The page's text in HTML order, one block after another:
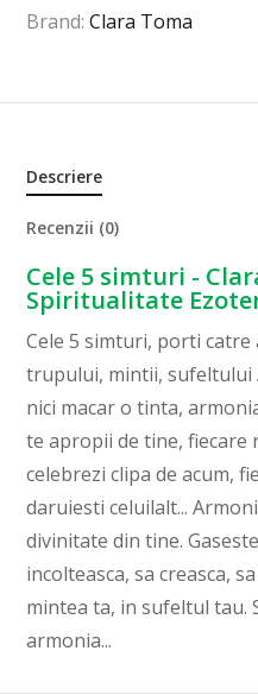
Brand:Clara Toma
Descriere
Recenzii (0)
Cele 5 simturi -
Spiritualitate
Cele 5 simturi, porti catre
trupului, mintii, sufeltului
nici macar o tinta,
te apropii de tine, fiecare
celebrezi clipa de acum,
daruiesti celuilalt...
divinitate din tine.
incolteasca, sa creasca,
mintea ta, in sufeltul tau.
armonia...